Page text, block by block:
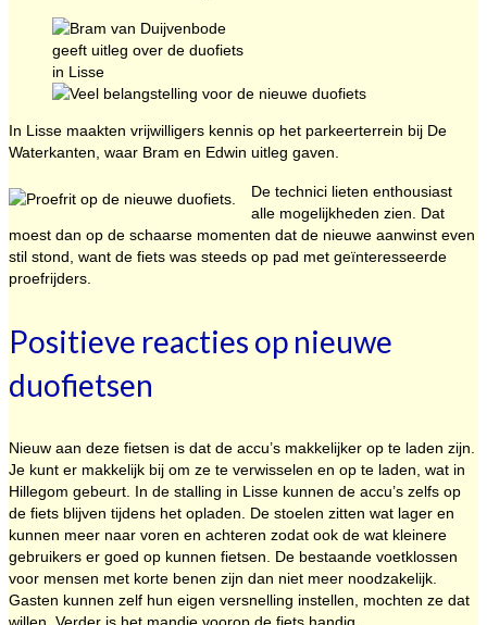
In Lisse maakten vrijwilligers kennis op het parkeerterrein bij De
Waterkanten, waar Bram en Edwin uitleg gaven.
De technici lieten enthousiast
alle mogelijkheden zien. Dat
moest dan op de schaarse momenten dat de nieuwe aanwinst even
stil stond, want de fiets was steeds op pad met geïnteresseerde
proefrijders.
Positieve reacties op nieuwe
duofietsen
Nieuw aan deze fietsen is dat de accu’s makkelijker op te laden zijn.
Je kunt er makkelijk bij om ze te verwisselen en op te laden, wat in
Hillegom gebeurt. In de stalling in Lisse kunnen de accu’s zelfs op
de fiets blijven tijdens het opladen. De stoelen zitten wat lager en
kunnen meer naar voren en achteren zodat ook de wat kleinere
gebruikers er goed op kunnen fietsen. De bestaande voetklossen
voor mensen met korte benen zijn dan niet meer noodzakelijk.
Gasten kunnen zelf hun eigen versnelling instellen, mochten ze dat